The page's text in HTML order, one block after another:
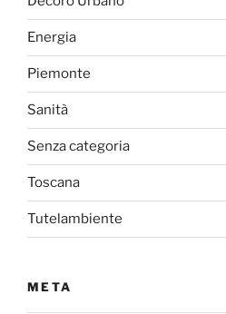
Energia
Piemonte
Sanità
Senza categoria
Toscana
Tutelambiente
META